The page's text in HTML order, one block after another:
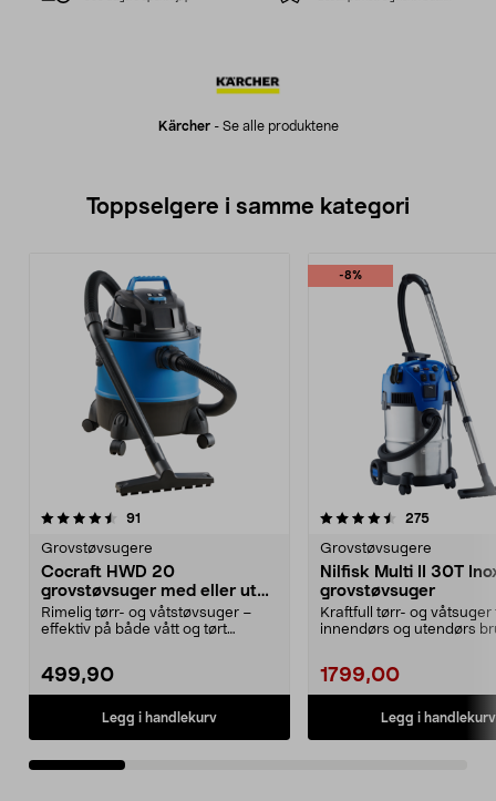
Kärcher- Se alle produktene
Toppselgere i samme kategori
91
Grovstøvsugere
Cocraft HWD 20
grovstøvsuger med eller uten
pose
Rimelig tørr- og våtstøvsuger –
effektiv på både vått og tørt
499,90
Legg i handlekurv
-8%
4.5 av 5 stjerner 275
Grovstøvsugere
Nilfisk Multi II 30T
grovstøvsuger
Kraftfull tørr- og våtsuger
innendørs og utendørs
1799,00
Legg i handlekurv
4.5 av 5 stjerner